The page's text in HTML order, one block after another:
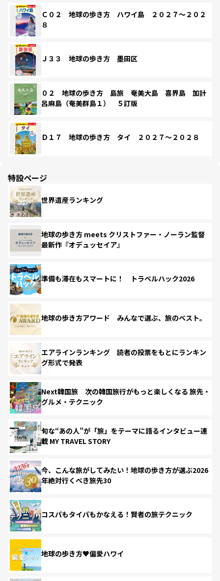
Ｃ０２ 地球の歩き方 ハワイ島 ２０２７～２０２
８
Ｊ３３ 地球の歩き方 墨田区
０２ 地球の歩き方 島旅 奄美大島 喜界島 加計
呂麻島（奄美群島１） ５訂版
Ｄ１７ 地球の歩き方 タイ ２０２７～２０２８
特設ページ
世界遺産ランキング
地球の歩き方 meets クリストファー・ノーラン監督
最新作『オデュッセイア』
準備も滞在もスマートに！ トラベルハック2026
地球の歩き方アワード みんなで選ぶ、旅のベスト。
エアラインランキング 読者の投票をもとにランキン
グ形式で発表
Next韓国旅 次の韓国旅行がもっと楽しくなる 旅先・
グルメ・テクニック
旬な“あの人”が「旅」をテーマに語るインタビュー連
載 MY TRAVEL STORY
今、こんな旅がしてみたい！地球の歩き方が選ぶ2026
年絶対行くべき旅先30
コスパもタイパもかなえる！賢者の旅テクニック
地球の歩き方♥偏愛ハワイ